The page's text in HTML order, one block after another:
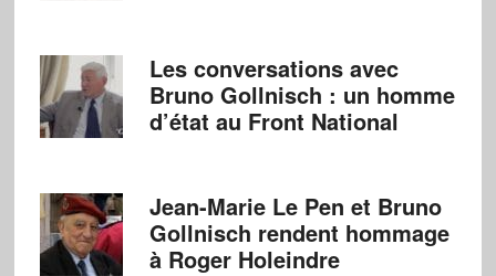
Les conversations avec
Bruno Gollnisch : un homme
d’état au Front National
Jean-Marie Le Pen et Bruno
Gollnisch rendent hommage
à Roger Holeindre